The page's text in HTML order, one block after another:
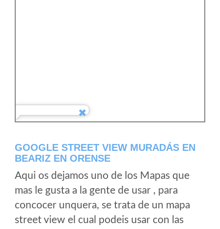
GOOGLE STREET VIEW MURADÁS EN
BEARIZ EN ORENSE
Aqui os dejamos uno de los Mapas que
mas le gusta a la gente de usar , para
concocer unquera, se trata de un mapa
street view el cual podeis usar con las